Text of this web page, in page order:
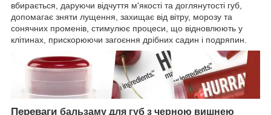
вбирається, даруючи відчуття м'якості та доглянутості губ,
допомагає зняти лущення, захищає від вітру, морозу та
сонячних променів, стимулює процеси, що відновлюють у
клітинах, прискорюючи загоєння дрібних садин і подряпин.
Переваги бальзаму для губ з черною вишнею